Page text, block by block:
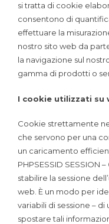
si tratta di cookie
consentono di
effettuare la
nostro sito web da
la navigazione sul
gamma di prodotti o
I cookie utilizzati su
Cookie strettamente
che servono per una
un caricamento
PHPSESSID
stabilire la sessione
web. È un modo per
variabili di sessione –
spostare tali